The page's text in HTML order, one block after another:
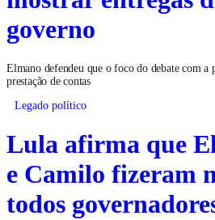
governo
Elmano defendeu que o foco do debate com a
prestação de contas
Legado político
Lula afirma que
e Camilo fizeram
todos